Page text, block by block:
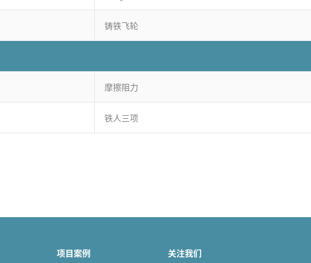
铸铁飞轮
摩擦阻力
铁人三项
项目案例 关注我们